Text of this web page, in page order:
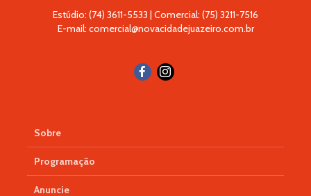
Estúdio: (74) 3611-5533 | Comercial: (75) 3211-7516
E-mail: comercial@novacidadejuazeiro.com.br
Sobre
Programação
Anuncie